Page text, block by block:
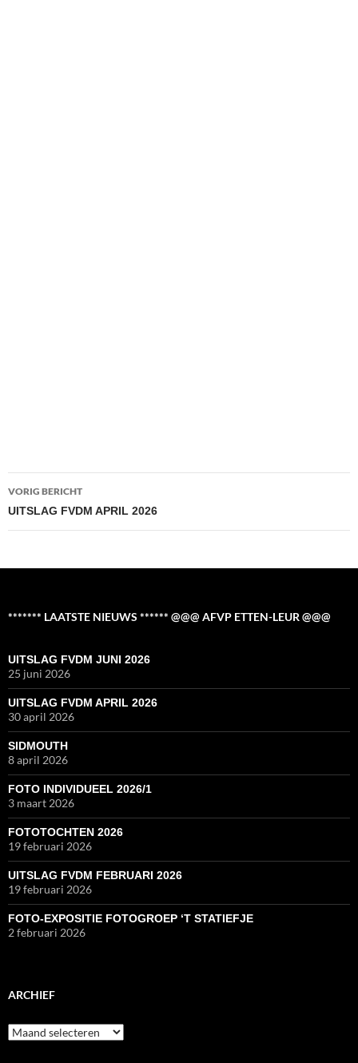
Bericht
navigatie
VORIG BERICHT
UITSLAG FVDM APRIL 2026
******* LAATSTE NIEUWS ****** @@@ AFVP ETTEN-LEUR @@@
UITSLAG FVDM JUNI 2026
25 juni 2026
UITSLAG FVDM APRIL 2026
30 april 2026
SIDMOUTH
8 april 2026
FOTO INDIVIDUEEL 2026/1
3 maart 2026
FOTOTOCHTEN 2026
19 februari 2026
UITSLAG FVDM FEBRUARI 2026
19 februari 2026
FOTO-EXPOSITIE FOTOGROEP ‘T STATIEFJE
2 februari 2026
ARCHIEF
Archief